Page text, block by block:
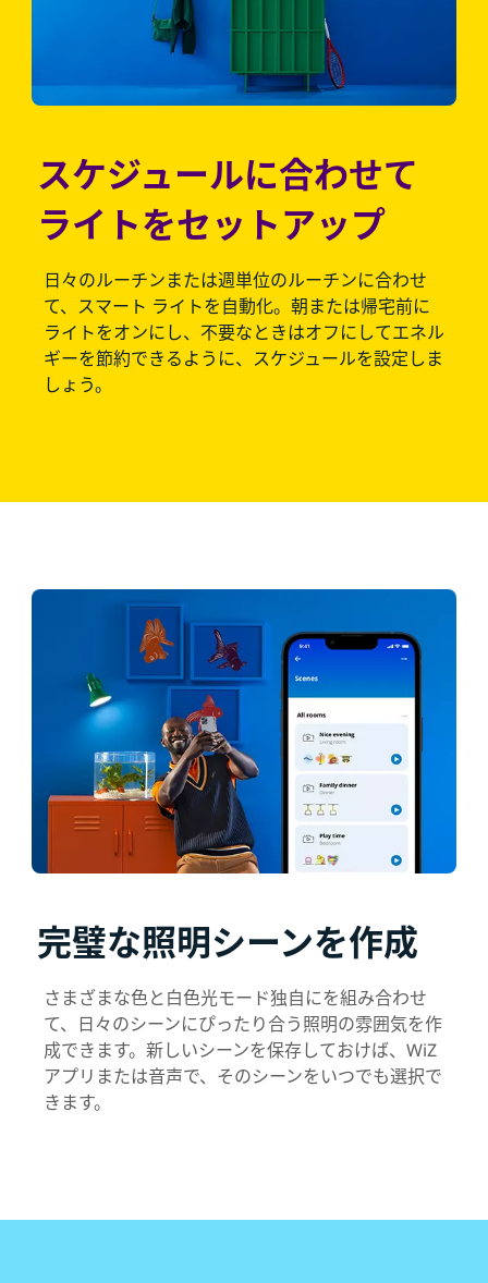
スケジュールに合わせて
ライトをセットアップ
日々のルーチンまたは週単位のルーチンに合わせ
て、スマート ライトを自動化。朝または帰宅前に
ライトをオンにし、不要なときはオフにしてエネル
ギーを節約できるように、スケジュールを設定しま
しょう。
完璧な照明シーンを作成
さまざまな色と白色光モード独自にを組み合わせ
て、日々のシーンにぴったり合う照明の雰囲気を作
成できます。新しいシーンを保存しておけば、WiZ
アプリまたは音声で、そのシーンをいつでも選択で
きます。